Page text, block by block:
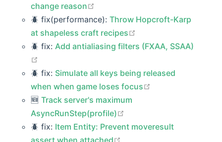
change reason
🪲 fix(performance):Throw Hopcroft-Karp
at shapeless craft recipes
🪲 fix: Add antialiasing filters (FXAA, SSAA)
🪲 fix: Simulate all keys being released
when when game loses focus
🆕️️Track server's maximum
AsyncRunStep(profile)
🪲 fix: Item Entity: Prevent moveresult
assert when attached